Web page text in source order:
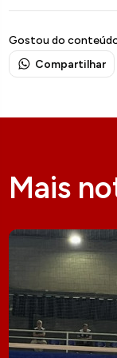
Gostou do
Compartilhar
Mais